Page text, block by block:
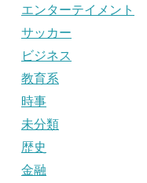
エンターテイメント
サッカー
ビジネス
教育系
時事
未分類
歴史
金融